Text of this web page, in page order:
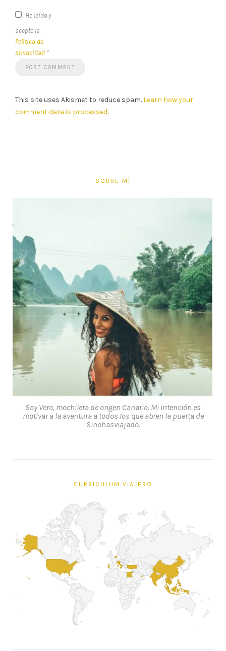
He leído y
acepto la
Política de
privacidad *
This site uses Akismet to reduce spam. Learn how your
comment data is processed.
SOBRE MÍ
Soy Vero, mochilera de origen Canario. Mi intención es
motivar a la aventura a todos los que abren la puerta de
Sinohasviajado.
CURRICULUM VIAJERO